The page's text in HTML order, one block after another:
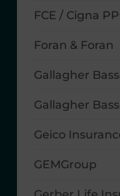
FCE / Cigna
Foran & Foran
Gallagher
Gallagher
Geico
GEMGroup